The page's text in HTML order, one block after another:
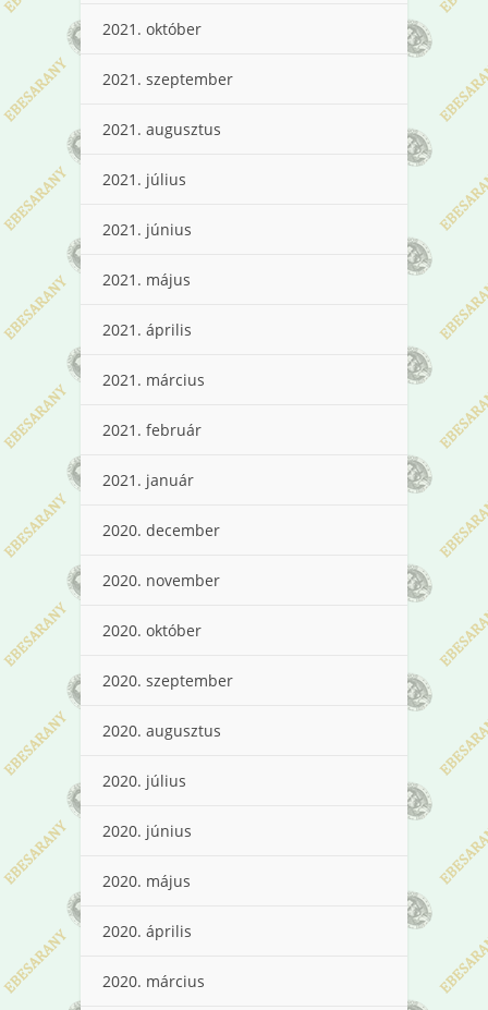
2021. október
2021. szeptember
2021. augusztus
2021. július
2021. június
2021. május
2021. április
2021. március
2021. február
2021. január
2020. december
2020. november
2020. október
2020. szeptember
2020. augusztus
2020. július
2020. június
2020. május
2020. április
2020. március